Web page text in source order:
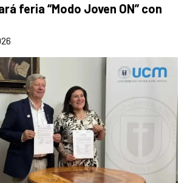
feria “Modo Joven ON” con